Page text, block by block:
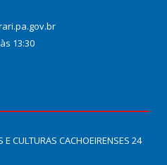
13:30
CULTURAS CACHOEIRENSES 24